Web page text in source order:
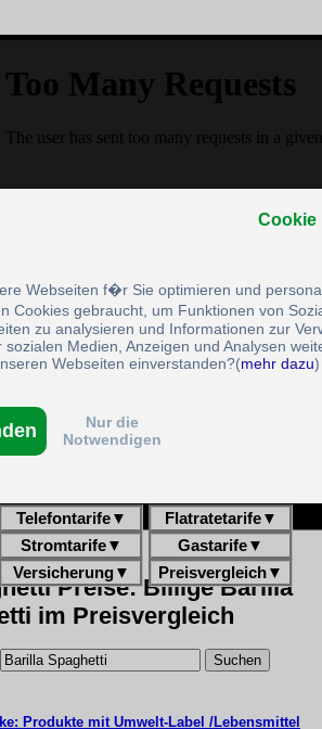
Telefontarife▼ Flatratetarife▼
Stromtarife▼ Gastarife▼
Versicherung▼ Preisvergleich▼
Preise: Billige Barilla
im Preisvergleich
Produkte mit Umwelt-Label /Lebensmittel
Cookie
Webseiten f�r Sie optimieren und
Cookies gebraucht, um Funktionen von
zu analysieren und Informationen zur
sozialen Medien, Anzeigen und Analysen
Webseiten einverstanden?(mehr dazu)
Nur die
Notwendigen